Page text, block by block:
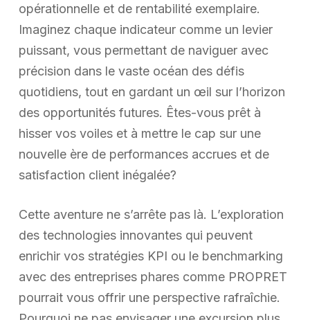
opérationnelle et de rentabilité exemplaire.
Imaginez chaque indicateur comme un levier
puissant, vous permettant de naviguer avec
précision dans le vaste océan des défis
quotidiens, tout en gardant un œil sur l’horizon
des opportunités futures. Êtes-vous prêt à
hisser vos voiles et à mettre le cap sur une
nouvelle ère de performances accrues et de
satisfaction client inégalée?
Cette aventure ne s’arrête pas là. L’exploration
des technologies innovantes qui peuvent
enrichir vos stratégies KPI ou le benchmarking
avec des entreprises phares comme PROPRET
pourrait vous offrir une perspective rafraîchie.